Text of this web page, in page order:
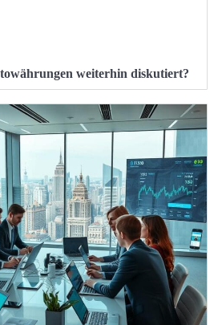
weiterhin diskutiert?